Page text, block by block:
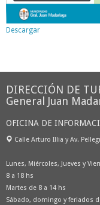
Descargar
DIRECCIÓN DE
General Juan
OFICINA DE
Calle Arturo Illia y Av.
Lunes, Miércoles, Jueves y
8 a 18 hs
Martes de 8 a 14 hs
Sábado, domingo y feriados